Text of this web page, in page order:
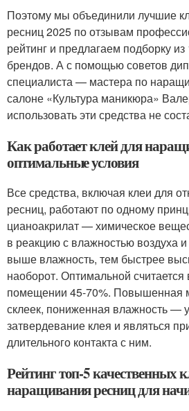
Поэтому мы объединили лучшие
ресниц 2025 по отзывам
рейтинг и предлагаем подборку
брендов. А с помощью советов
специалиста — мастера по
салоне «Культура маникюра»
использовать эти средства не
Как работает клей для
оптимальные условия
Все средства, включая клеи для
ресниц, работают по одному
цианоакрилат — химическое
в реакцию с влажностью воздуха
выше влажность, тем быстрее
наоборот. Оптимальной считается
помещении 45-70%. Повышенная
склеек, пониженная влажность —
затвердевание клея и являться
длительного контакта с ним.
Рейтинг топ-5 качественных
наращивания ресниц для